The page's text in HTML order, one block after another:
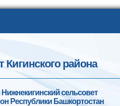
района
сельсовет
Республики Башкортостан